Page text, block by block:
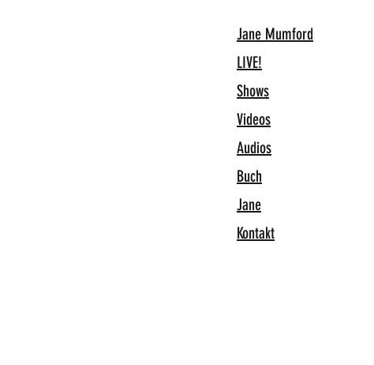
Jane Mumford
LIVE!
Shows
Videos
Audios
Buch
Jane
Kontakt